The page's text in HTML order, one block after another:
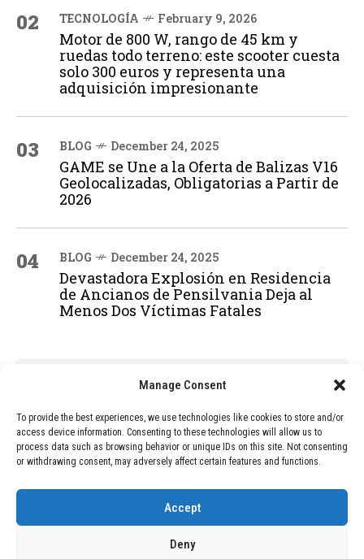
Manage Consent
To provide the best experiences, we use technologies like cookies to store and/or
access device information. Consenting to these technologies will allow us to
process data such as browsing behavior or unique IDs on this site. Not consenting
or withdrawing consent, may adversely affect certain features and functions.
Accept
Deny
02 TECNOLOGÍA February 9, 2026
Motor de 800 W, rango de 45 km y
ruedas todo terreno: este scooter cuesta
solo 300 euros y representa una
adquisición impresionante
03 BLOG December 24, 2025
GAME se Une a la Oferta de Balizas V16
Geolocalizadas, Obligatorias a Partir de
2026
04 BLOG December 24, 2025
Devastadora Explosión en Residencia
de Ancianos de Pensilvania Deja al
Menos Dos Víctimas Fatales